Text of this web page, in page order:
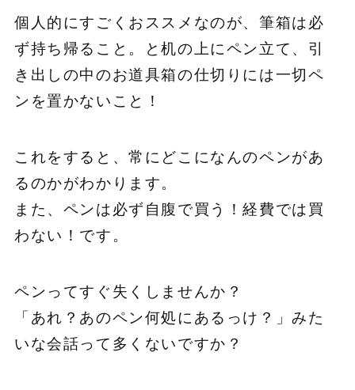
個人的にすごくおススメなのが、筆箱は必
ず持ち帰ること。と机の上にペン立て、引
き出しの中のお道具箱の仕切りには一切ペ
ンを置かないこと！
これをすると、常にどこになんのペンがあ
るのかがわかります。
また、ペンは必ず自腹で買う！経費では買
わない！です。
ペンってすぐ失くしませんか？
「あれ？あのペン何処にあるっけ？」みた
いな会話って多くないですか？